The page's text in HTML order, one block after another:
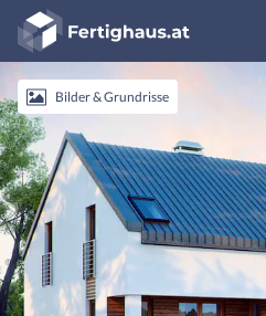
Fertighaus
Logo
AnmeldenBilder & Grundrisse